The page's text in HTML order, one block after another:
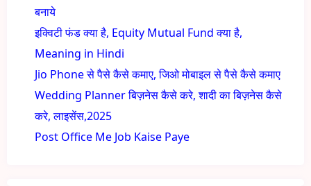
बनाये
इक्विटी फंड क्या है, Equity Mutual Fund क्या है,
Meaning in Hindi
Jio Phone से पैसे कैसे कमाए, जिओ मोबाइल से पैसे कैसे कमाए
Wedding Planner बिज़नेस कैसे करे, शादी का बिज़नेस कैसे
करे, लाइसेंस,2025
Post Office Me Job Kaise Paye